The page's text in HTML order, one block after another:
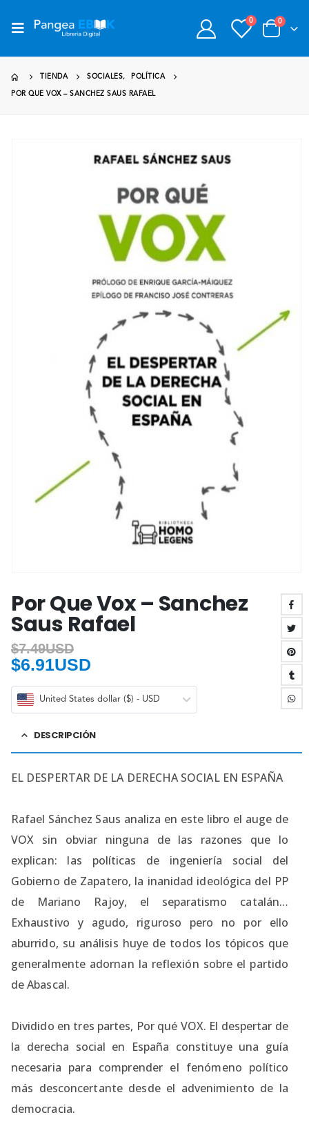
0 0
TIENDA SOCIALES, POLÍTICA
POR QUE VOX – SANCHEZ SAUS RAFAEL
Por Que Vox – Sanchez
Saus Rafael
$7.49USD
$6.91USD
United States dollar ($) - USD
DESCRIPCIÓN
EL DESPERTAR DE LA DERECHA SOCIAL EN ESPAÑA
Rafael Sánchez Saus analiza en este libro el auge de
VOX sin obviar ninguna de las razones que lo
explican: las políticas de ingeniería social del
Gobierno de Zapatero, la inanidad ideológica del PP
de Mariano Rajoy, el separatismo catalán…
Exhaustivo y agudo, riguroso pero no por ello
aburrido, su análisis huye de todos los tópicos que
generalmente adornan la reflexión sobre el partido
de Abascal.
Dividido en tres partes, Por qué VOX. El despertar de
la derecha social en España constituye una guía
necesaria para comprender el fenómeno político
más desconcertante desde el advenimiento de la
democracia.